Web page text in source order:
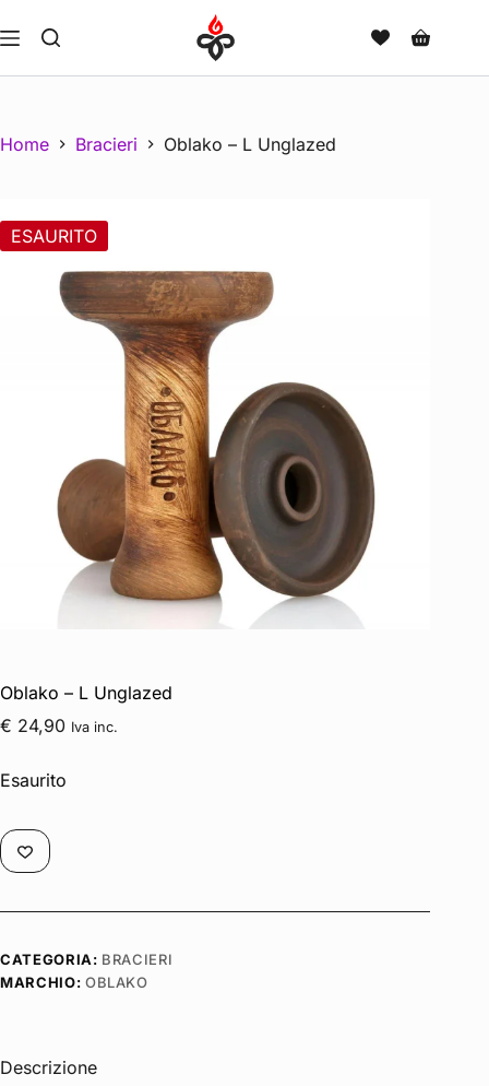
Home Bracieri Oblako – L Unglazed
ESAURITO
Oblako – L Unglazed
€ 24,90 Iva inc.
Esaurito
CATEGORIA: BRACIERI
MARCHIO: OBLAKO
Descrizione